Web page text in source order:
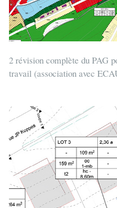
2 révision complète du PAG
travail (association avec